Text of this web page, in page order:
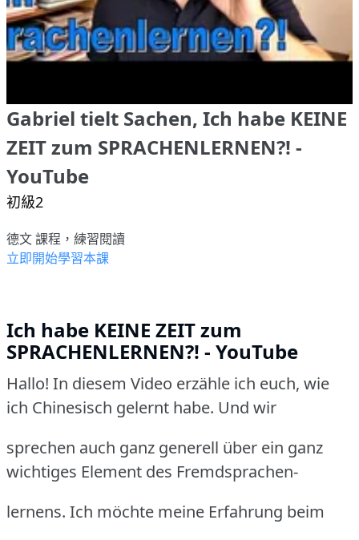
Gabriel tielt Sachen, Ich habe KEINE
ZEIT zum SPRACHENLERNEN?! -
YouTube
初級2
德文 課程，練習閱讀
立即開始學習本課
Ich habe KEINE ZEIT zum
SPRACHENLERNEN?! - YouTube
Hallo! In diesem Video erzähle ich euch, wie
ich Chinesisch gelernt habe. Und wir
sprechen auch ganz generell über ein ganz
wichtiges Element des Fremdsprachen-
lernens. Ich möchte meine Erfahrung beim